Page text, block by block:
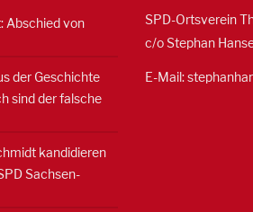
Abschied von
der Geschichte
sind der falsche
kandidieren
Sachsen-
SPD-Ortsverein
c/o Stephan
E-Mail: